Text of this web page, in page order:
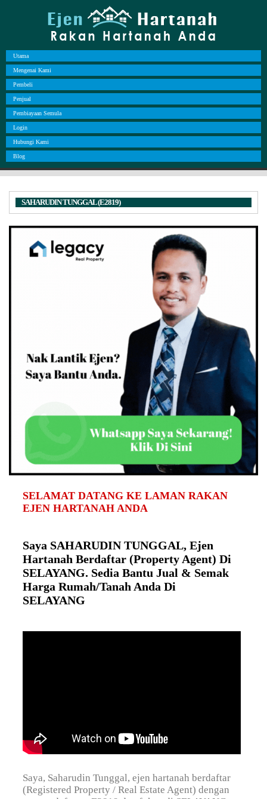
Utama
Mengenai Kami
Pembeli
Penjual
Pembiayaan Semula
Login
Hubungi Kami
Blog
SAHARUDIN TUNGGAL (E2819)
SELAMAT DATANG KE LAMAN RAKAN
EJEN HARTANAH ANDA
Saya SAHARUDIN TUNGGAL, Ejen
Hartanah Berdaftar (Property Agent) Di
SELAYANG. Sedia Bantu Jual & Semak
Harga Rumah/Tanah Anda Di
SELAYANG
Saya, Saharudin Tunggal, ejen hartanah berdaftar
(Registered Property / Real Estate Agent) dengan